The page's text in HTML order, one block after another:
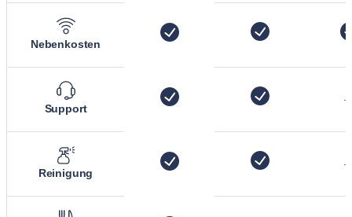
Nebenkosten
Support
Reinigung